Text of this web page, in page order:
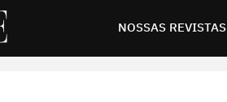
NOSSAS REVISTAS